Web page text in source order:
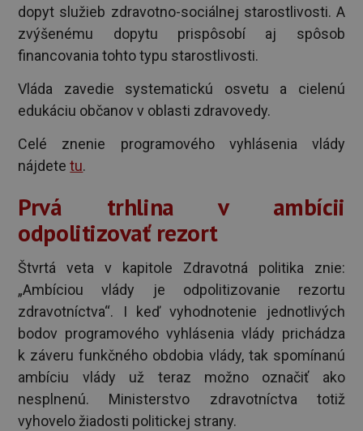
dopyt služieb zdravotno-sociálnej starostlivosti. A
zvýšenému dopytu prispôsobí aj spôsob
financovania tohto typu starostlivosti.
Vláda zavedie systematickú osvetu a cielenú
edukáciu občanov v oblasti zdravovedy.
Celé znenie programového vyhlásenia vlády
nájdetetu.
Prvá trhlina v ambícii
odpolitizovať rezort
Štvrtá veta v kapitole Zdravotná politika znie:
„Ambíciou vlády je odpolitizovanie rezortu
zdravotníctva“. I keď vyhodnotenie jednotlivých
bodov programového vyhlásenia vlády prichádza
k záveru funkčného obdobia vlády, tak spomínanú
ambíciu vlády už teraz možno označiť ako
nesplnenú. Ministerstvo zdravotníctva totiž
vyhovelo žiadosti politickej strany.